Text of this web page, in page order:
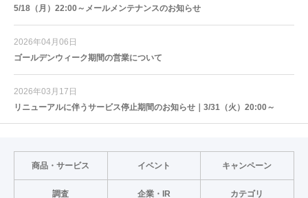
5/18（月）22:00～メールメンテナンスのお知らせ
2026年04月06日
ゴールデンウィーク期間の営業について
2026年03月17日
リニューアルに伴うサービス停止期間のお知らせ｜3/31（火）20:00～
商品・サービス イベント キャンペーン
調査 企業・IR カテゴリ